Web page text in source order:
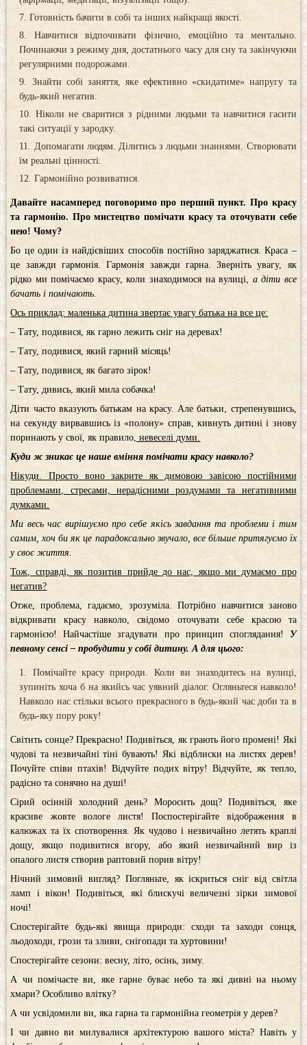
Готовність бачити в собі та інших найкращі якості.
Навчитися відпочивати фізично, емоційно та ментально.
Починаючи з режиму дня, достатнього часу для сну та закінчуючи
регулярними подорожами.
Знайти собі заняття, яке ефективно «скидатиме» напругу та
будь-який негатив.
Ніколи не сваритися з рідними людьми та навчитися гасити
такі ситуації у зародку.
Допомагати людям. Ділитись з людьми знаннями. Створювати
їм реальні цінності.
Гармонійно розвиватися.
Давайте насамперед поговоримо про перший пункт. Про красу
та гармонію. Про мистецтво помічати красу та оточувати себе
нею! Чому?
Бо це один із найдієвіших способів постійно заряджатися. Краса –
це завжди гармонія. Гармонія завжди гарна. Зверніть увагу, як
рідко ми помічаємо красу, коли знаходимося на вулиці, а діти все
бачать і помічають.
Ось приклад: маленька дитина звертає увагу батька на все це:
– Тату, подивися, як гарно лежить сніг на деревах!
– Тату, подивися, який гарний місяць!
– Тату, подивися, як багато зірок!
– Тату, дивись, який мила собачка!
Діти часто вказують батькам на красу. Але батьки, стрепенувшись,
на секунду вирвавшись із «полону» справ, кивнуть дитині і знову
поринають у свої, як правило, невеселі думи.
Куди ж зникає це наше вміння помічати красу навколо?
Нікуди. Просто воно закрите як димовою завісою постійними
проблемами, стресами, нерадісними роздумами та негативними
думками.
Ми весь час вирішуємо про себе якісь завдання та проблеми і тим
самим, хоч би як це парадоксально звучало, все більше притягуємо їх
у своє життя.
Тож, справді, як позитив прийде до нас, якщо ми думаємо про
негатив?
Отже, проблема, гадаємо, зрозуміла. Потрібно навчитися заново
відкривати красу навколо, свідомо оточувати себе красою та
гармонією! Найчастіше згадувати про принцип споглядання! У
певному сенсі – пробудити у собі дитину. А для цього:
Помічайте красу природи. Коли ви знаходитесь на вулиці,
зупиніть хоча б на якийсь час уявний діалог. Огляньтеся навколо!
Навколо нас стільки всього прекрасного в будь-який час доби та в
будь-яку пору року!
Світить сонце? Прекрасно! Подивіться, як грають його промені! Які
чудові та незвичайні тіні бувають! Які відблиски на листях дерев!
Почуйте співи птахів! Відчуйте подих вітру! Відчуйте, як тепло,
радісно та сонячно на душі!
Сірий осінній холодний день? Моросить дощ? Подивіться, яке
красиве жовте вологе листя! Поспостерігайте відображення в
калюжах та їх спотворення. Як чудово і незвичайно летять краплі
дощу, якщо подивитися вгору, або який незвичайний вир із
опалого листя створив раптовий порив вітру!
Нічний зимовий вигляд? Погляньте, як іскриться сніг від світла
ламп і вікон! Подивіться, які блискучі величезні зірки зимової
ночі!
Спостерігайте будь-які явища природи: сходи та заходи сонця,
льодоходи, грози та зливи, снігопади та хуртовини!
Спостерігайте сезони: весну, літо, осінь, зиму.
А чи помічаєте ви, яке гарне буває небо та які дивні на ньому
хмари? Особливо влітку?
А чи усвідомили ви, яка гарна та гармонійна геометрія у дерев?
І чи давно ви милувалися архітектурою вашого міста? Навіть у